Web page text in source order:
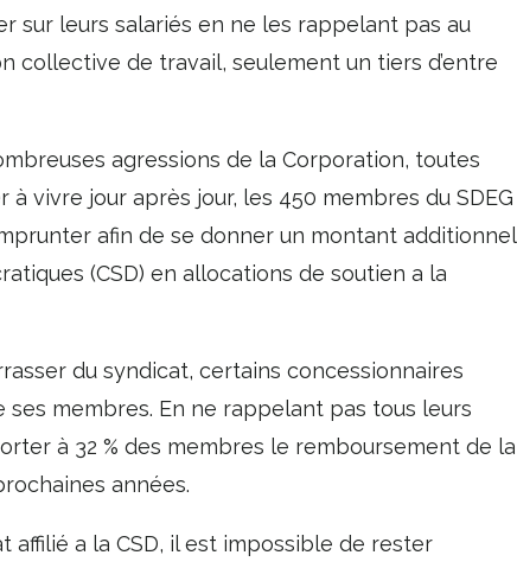
sur leurs salariés en ne les rappelant pas au
collective de travail, seulement un tiers d’entre
agressions de la Corporation, toutes
vivre jour après jour, les 450 membres du SDEG
afin de se donner un montant additionnel
(CSD) en allocations de soutien a la
du syndicat, certains concessionnaires
membres. En ne rappelant pas tous leurs
à 32 % des membres le remboursement de la
années.
affilié a la CSD, il est impossible de rester